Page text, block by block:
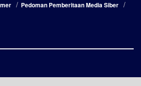
Pedoman Pemberitaan Media Siber